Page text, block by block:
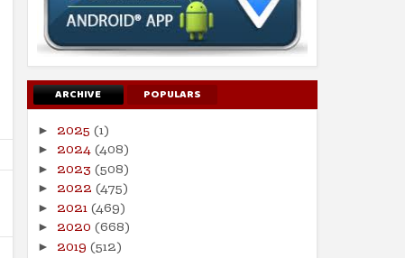
ARCHIVE POPULARS
► 2025 (1)
► 2024(408)
► 2023 (508)
► 2022 (475)
► 2021(469)
► 2020 (668)
► 2019 (512)